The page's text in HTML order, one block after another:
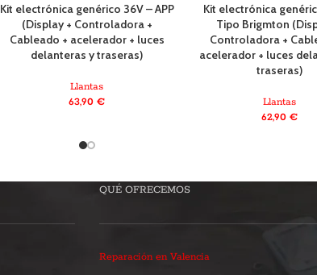
Kit electrónica genérico 36V – APP
(Display + Controladora +
Cableado + acelerador + luces
delanteras y traseras)
Llantas
63,90€
Kit electrónica
Tipo Brigmton
Controladora +
acelerador + luces
traseras)
Llantas
62,90 €
QUÉ OFRECEMOS
Reparación en Valencia